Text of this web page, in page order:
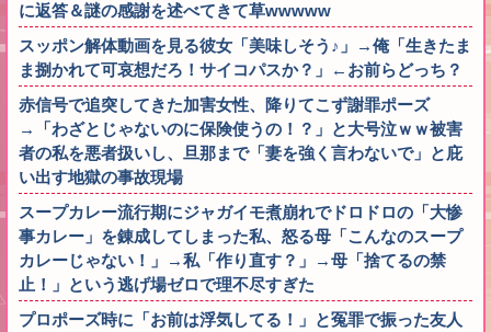
に返答＆謎の感謝を述べてきて草wwwww
スッポン解体動画を見る彼女「美味しそう♪」→俺「生きたま
ま捌かれて可哀想だろ！サイコパスか？」←お前らどっち？
赤信号で追突してきた加害女性、降りてこず謝罪ポーズ
→「わざとじゃないのに保険使うの！？」と大号泣ｗｗ被害
者の私を悪者扱いし、旦那まで「妻を強く言わないで」と庇
い出す地獄の事故現場
スープカレー流行期にジャガイモ煮崩れでドロドロの「大惨
事カレー」を錬成してしまった私、怒る母「こんなのスープ
カレーじゃない！」→私「作り直す？」→母「捨てるの禁
止！」という逃げ場ゼロで理不尽すぎた
プロポーズ時に「お前は浮気してる！」と冤罪で振った友人